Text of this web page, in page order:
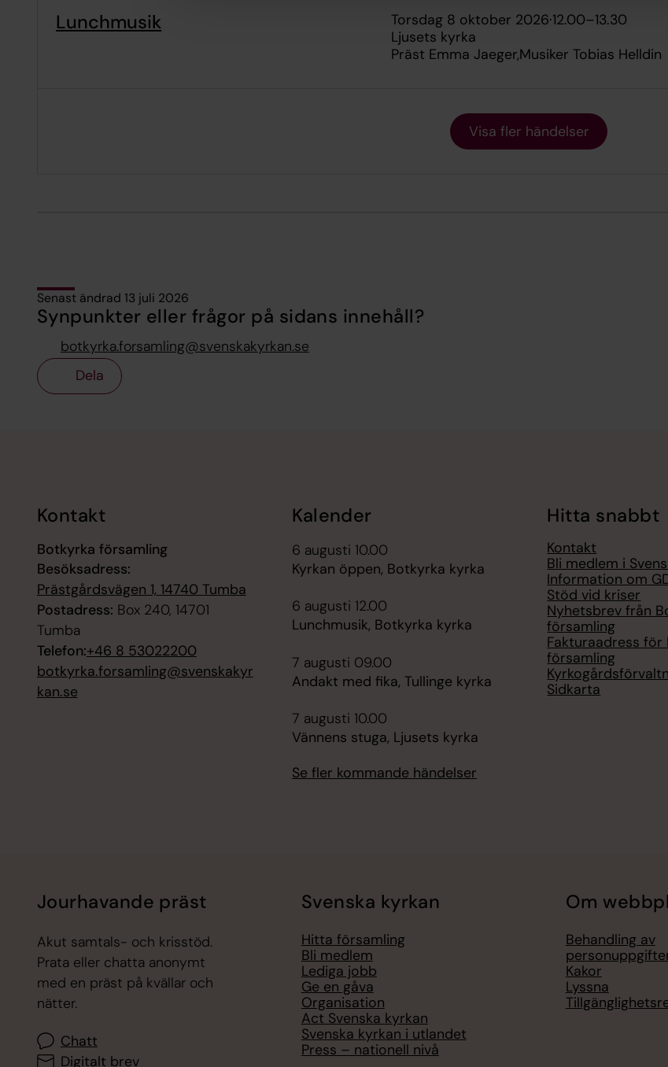
Lunchmusik torsdag 8 oktober 2026·12.00–13.30
Ljusets kyrka
Präst Emma JaegerMusiker Tobias Helldin
Visa fler händelser
Senast ändrad 13 juli 2026
Synpunkter eller frågor på sidans innehåll?
botkyrka.forsamling@svenskakyrkan.se
Dela
Kontakt
Botkyrka församling
Besöksadress:
Prästgårdsvägen 1, 14740 Tumba
Postadress: Box 240, 14701
Tumba
Telefon:+46 8 53022200
botkyrka.forsamling@svenskakyr
kan.se
Kalender
6 augusti 10.00
Kyrkan öppen, Botkyrka kyrka
6 augusti 12.00
Lunchmusik, Botkyrka kyrka
7 augusti 09.00
Andakt med fika, Tullinge kyrka
7 augusti 10.00
Vännens stuga, Ljusets kyrka
Se fler kommande händelser
Hitta snabbt
Kontakt
Bli medlem i
Information om
Stöd vid kriser
Nyhetsbrev från
församling
Fakturaadress för
församling
Sidkarta
Jourhavande präst
Akut samtals- och krisstöd.
Prata eller chatta anonymt
med en präst på kvällar och
nätter.
Chatt
Digitalt brev
Svenska kyrkan
Hitta församling
Bli medlem
Lediga jobb
Ge en gåva
Organisation
Act Svenska kyrkan
Svenska kyrkan i utlandet
Press – nationell nivå
Om
Behandling av
Kakor
Lyssna